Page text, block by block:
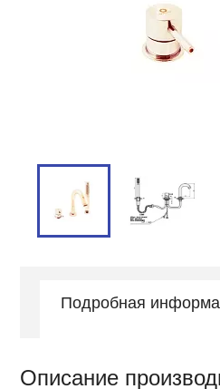
Подробная
Описание